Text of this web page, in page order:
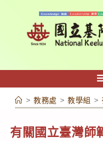
容
> 教務處 > 教學組 >
有關國立臺灣師